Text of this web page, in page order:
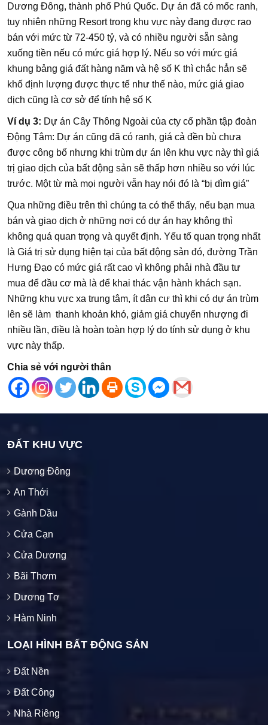
Dương Đông, thành phố Phú Quốc. Dự án đã có mốc ranh,
tuy nhiên những Resort trong khu vực này đang được rao
bán với mức từ 72-450 tỷ, và có nhiều người sẵn sàng
xuống tiền nếu có mức giá hợp lý. Nếu so với mức giá
khung bảng giá đất hàng năm và hệ số K thì chắc hẳn sẽ
khố định lượng được thực tế như thế nào, mức giá giao
dịch cũng là cơ sở để tính hệ số K
Ví dụ 3: Dự án Cây Thông Ngoài của cty cổ phần tập đoàn
Động Tâm: Dự án cũng đã có ranh, giá cả đền bù chưa
được công bố nhưng khi trùm dự án lên khu vực này thì giá
trị giao dịch của bất động sản sẽ thấp hơn nhiều so với lúc
trước. Một từ mà mọi người vẫn hay nói đó là “bị dìm giá”
Qua những điều trên thì chúng ta có thể thấy, nếu bạn mua
bán và giao dịch ở những nơi có dự án hay không thì
không quá quan trọng và quyết định. Yếu tố quan trọng nhất
là Giá trị sử dụng hiện tại của bất động sản đó, đường Trần
Hưng Đạo có mức giá rất cao vì không phải nhà đầu tư
mua để đầu cơ mà là để khai thác vận hành khách sạn.
Những khu vực xa trung tâm, ít dân cư thì khi có dự án trùm
lên sẽ làm thanh khoản khó, giảm giá chuyển nhượng đi
nhiều lần, điều là hoàn toàn hợp lý do tính sử dụng ở khu
vực này thấp.
Chia sẻ với người thân
ĐẤT KHU VỰC
Dương Đông
An Thới
Gành Dầu
Cửa Cạn
Cửa Dương
Bãi Thơm
Dương Tơ
Hàm Ninh
LOẠI HÌNH BẤT ĐỘNG SẢN
Đất Nền
Đất Công
Nhà Riêng